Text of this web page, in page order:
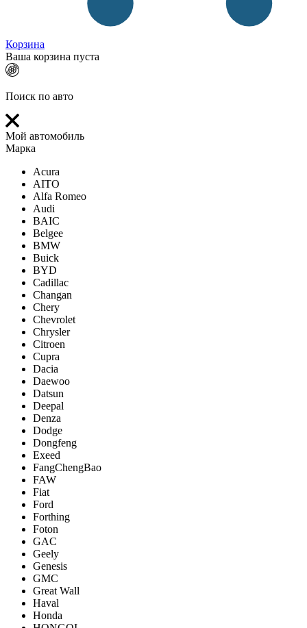
Корзина
Ваша корзина пуста
Поиск по авто
Мой автомобиль
Марка
Acura
AITO
Alfa Romeo
Audi
BAIC
Belgee
BMW
Buick
BYD
Cadillac
Changan
Chery
Chevrolet
Chrysler
Citroen
Cupra
Dacia
Daewoo
Datsun
Deepal
Denza
Dodge
Dongfeng
Exeed
FangChengBao
FAW
Fiat
Ford
Forthing
Foton
GAC
Geely
Genesis
GMC
Great Wall
Haval
Honda